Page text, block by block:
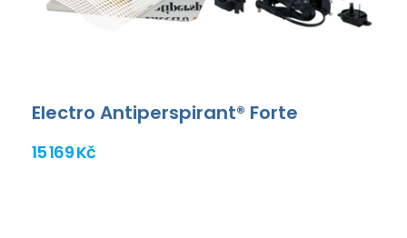
Electro Antiperspirant® Forte
15 169 Kč